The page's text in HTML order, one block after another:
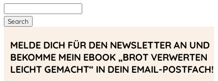
Search
MELDE DICH FÜR DEN NEWSLETTER AN UND
BEKOMME MEIN EBOOK „BROT VERWERTEN
LEICHT GEMACHT“ IN DEIN EMAIL-POSTFACH!